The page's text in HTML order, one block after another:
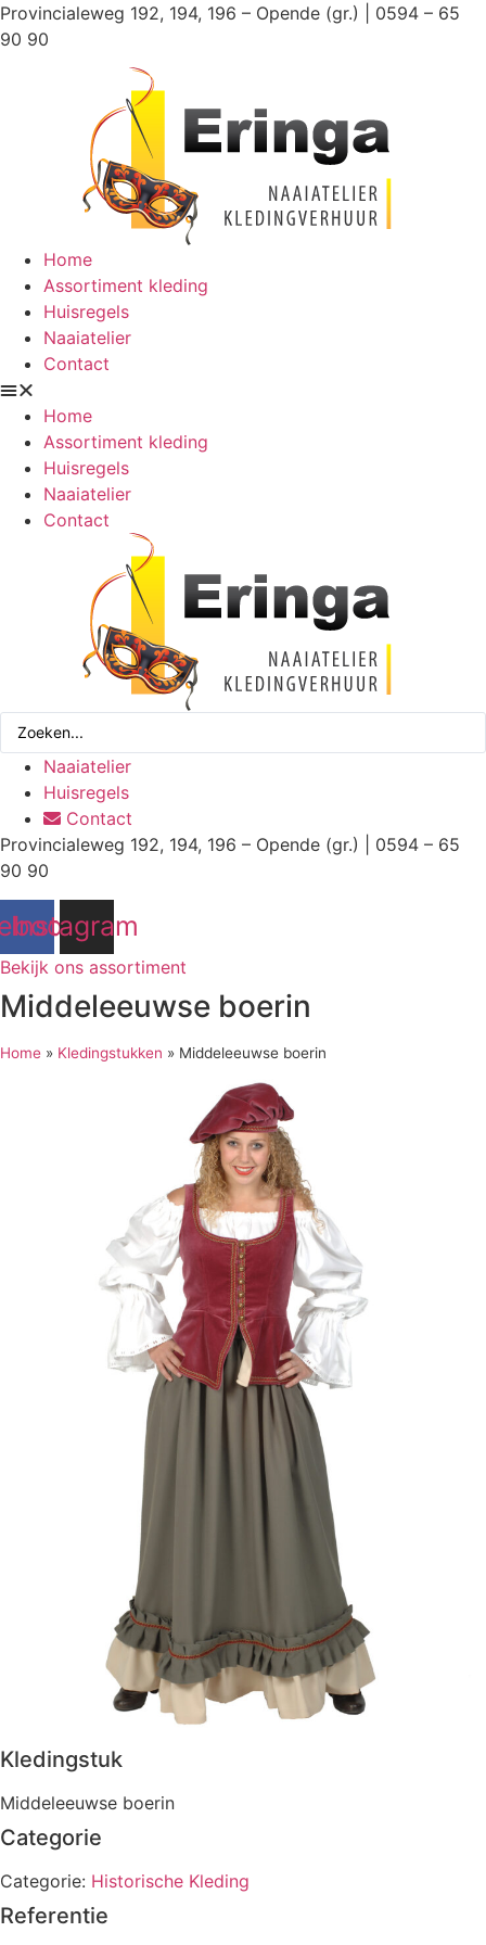
Ga
naar
Provincialeweg 192, 194, 196 – Opende (gr.) | 0594 – 65
90 90
Home
Assortiment kleding
Huisregels
Naaiatelier
Contact
Home
Assortiment kleding
Huisregels
Naaiatelier
Contact
Search
Naaiatelier
Huisregels
Contact
Provincialeweg 192, 194, 196 – Opende (gr.) | 0594 – 65
90 90
Instagram
Bekijk ons assortiment
Middeleeuwse boerin
Home » Kledingstukken » Middeleeuwse boerin
Kledingstuk
Middeleeuwse boerin
Categorie
Categorie: Historische Kleding
Referentie